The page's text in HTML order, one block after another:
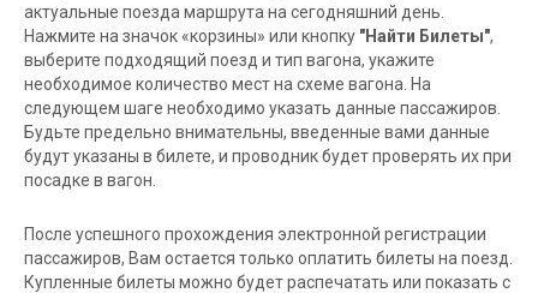
актуальные поезда маршрута на сегодняшний день.
Нажмите на значок «корзины» или кнопку "Найти Билеты",
выберите подходящий поезд и тип вагона, укажите
необходимое количество мест на схеме вагона. На
следующем шаге необходимо указать данные пассажиров.
Будьте предельно внимательны, введенные вами данные
будут указаны в билете, и проводник будет проверять их при
посадке в вагон.
После успешного прохождения электронной регистрации
пассажиров, Вам остается только оплатить билеты на поезд.
Купленные билеты можно будет распечатать или показать с